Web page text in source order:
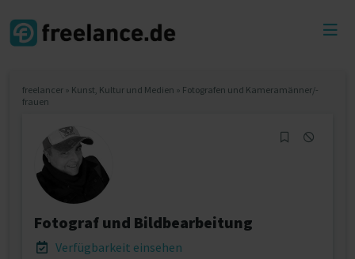
freelancer » Kunst, Kultur und Medien » Fotografen und Kameramänner/-
frauen
Fotograf und Bildbearbeitung
Verfügbarkeit einsehen